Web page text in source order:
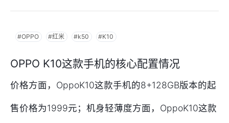
#OPPO #红米 #k50 #K10
OPPO K10这款手机的核心配置情况
价格方面，OppoK10这款手机的8+128GB版本的起
售价格为1999元；机身轻薄度方面，OppoK10这款